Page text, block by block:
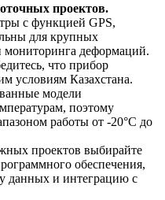
проектов.
с функцией GPS,
для крупных
мониторинга деформаций.
что прибор
условиям Казахстана.
модели
поэтому
работы от -20°C до
проектов выбирайте
обеспечения,
данных и интеграцию с